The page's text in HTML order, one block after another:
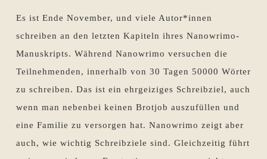
Es ist Ende November, und viele Autor*innen
schreiben an den letzten Kapiteln ihres Nanowrimo-
Manuskripts. Während Nanowrimo versuchen die
Teilnehmenden, innerhalb von 30 Tagen 50000 Wörter
zu schreiben. Das ist ein ehrgeiziges Schreibziel, auch
wenn man nebenbei keinen Brotjob auszufüllen und
eine Familie zu versorgen hat. Nanowrimo zeigt aber
auch, wie wichtig Schreibziele sind. Gleichzeitig führt